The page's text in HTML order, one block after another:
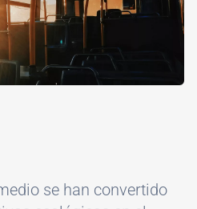
se han convertido